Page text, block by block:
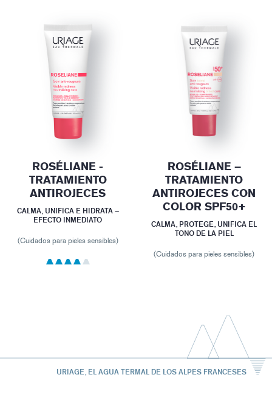
ROSÉLIANE -
TRATAMIENTO
ANTIROJECES
CALMA, UNIFICA E HIDRATA –
EFECTO INMEDIATO
(Cuidados para pieles sensibles)
ROSÉLIANE –
TRATAMIENTO
ANTIROJECES CON
COLOR SPF50+
CALMA, PROTEGE, UNIFICA EL
TONO DE LA PIEL
(Cuidados para pieles sensibles)
URIAGE, EL AGUA TERMAL DE LOS ALPES FRANCESES